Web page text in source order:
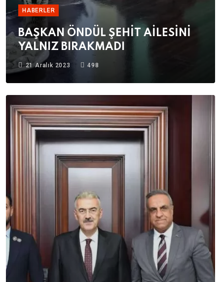
HABERLER
BAŞKAN ÖNDÜL ŞEHİT AİLESİNİ
YALNIZ BIRAKMADI
21 Aralık 2023 498